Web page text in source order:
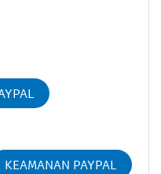
KEAMANAN PAYPAL